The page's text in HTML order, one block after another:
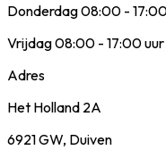
Donderdag 08:00 -
Vrijdag 08:00 - 17:00 uur
Adres
Het Holland 2A
6921 GW, Duiven